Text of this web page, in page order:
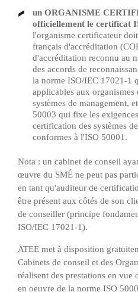
un ORGANISME
officiellement le certificat
l'organisme certificateur
français d'accréditation
d'accréditation reconnu au
des accords de
la norme ISO/IEC 17021-1
applicables aux
systèmes de management,
50003 qui fixe les
certification des systèmes
conformes à l'ISO 50001.
Nota : un cabinet de conseil
œuvre du SMÉ ne peut pas
en tant qu'auditeur de
être présent aux côtés de son
de conseiller (principe
ISO/IEC 17021-1).
ATEE met à disposition
Cabinets de conseil et des
réalisent des prestations en
en oeuvre de la norme ISO